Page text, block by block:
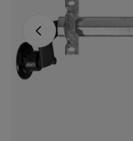
Föregående foto